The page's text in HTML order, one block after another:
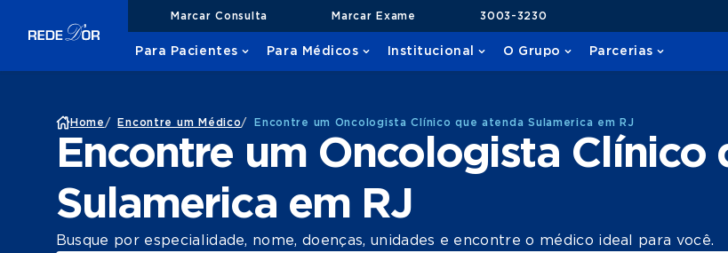
Marcar Consulta Marcar Exame 3003-3230
Para Pacientes Para Médicos Institucional O Grupo Parcerias
Home / Encontre um Médico/ Encontre um Oncologista Clínico que atenda Sulamerica em RJ
Encontre um Oncologista Clínico
Sulamerica em RJ
Busque por especialidade, nome, doenças, unidades e encontre o médico ideal para você.